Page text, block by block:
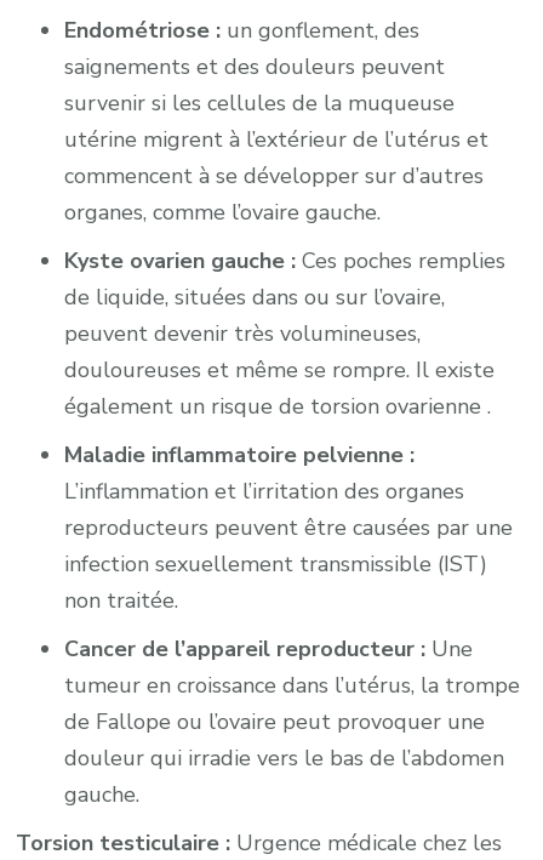
Endométriose : un gonflement, des
saignements et des douleurs peuvent
survenir si les cellules de la muqueuse
utérine migrent à l’extérieur de l’utérus et
commencent à se développer sur d’autres
organes, comme l’ovaire gauche.
Kyste ovarien gauche : Ces poches remplies
de liquide, situées dans ou sur l’ovaire,
peuvent devenir très volumineuses,
douloureuses et même se rompre. Il existe
également un risque de torsion ovarienne .
Maladie inflammatoire pelvienne :
L’inflammation et l’irritation des organes
reproducteurs peuvent être causées par une
infection sexuellement transmissible (IST)
non traitée.
Cancer de l’appareil reproducteur : Une
tumeur en croissance dans l’utérus, la trompe
de Fallope ou l’ovaire peut provoquer une
douleur qui irradie vers le bas de l’abdomen
gauche.
Torsion testiculaire : Urgence médicale chez les